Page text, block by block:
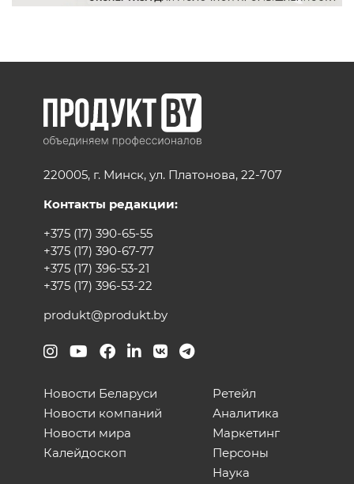
220005, г. Минск, ул. Платонова, 22-707
Контакты редакции:
+375 (17) 390-65-55
+375 (17) 390-67-77
+375 (17) 396-53-21
+375 (17) 396-53-22
produkt@produkt.by
Новости Беларуси
Новости компаний
Новости мира
Калейдоскоп
Ретейл
Аналитика
Маркетинг
Персоны
Наука